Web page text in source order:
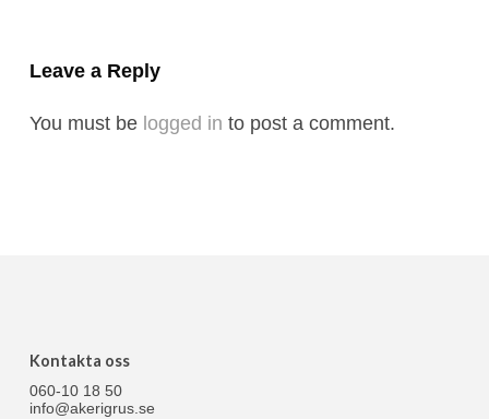
Leave a Reply
You must be logged in to post a comment.
Kontakta oss
060-10 18 50
info@akerigrus.se